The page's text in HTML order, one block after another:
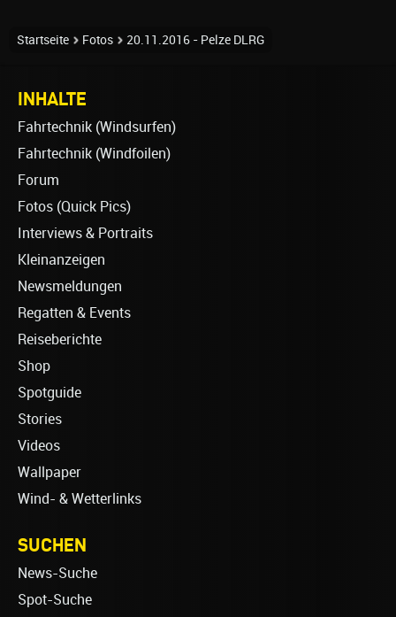
Startseite Fotos 20.11.2016 - Pelze DLRG
INHALTE
Fahrtechnik (Windsurfen)
Fahrtechnik (Windfoilen)
Forum
Fotos (Quick Pics)
Interviews & Portraits
Kleinanzeigen
Newsmeldungen
Regatten & Events
Reiseberichte
Shop
Spotguide
Stories
Videos
Wallpaper
Wind- & Wetterlinks
SUCHEN
News-Suche
Spot-Suche